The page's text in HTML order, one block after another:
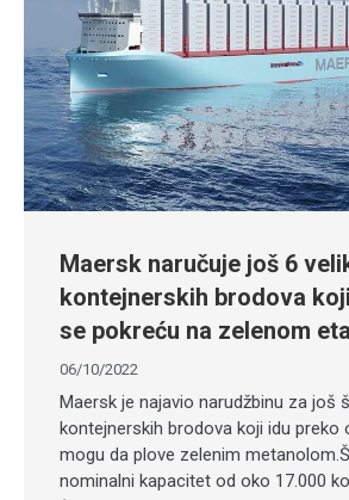
Maersk naručuje još 6
kontejnerskih brodova
se pokreću na zelenom
06/10/2022
Maersk je najavio narudžbinu za još
kontejnerskih brodova koji idu preko
mogu da plove zelenim
nominalni kapacitet od oko 17.000